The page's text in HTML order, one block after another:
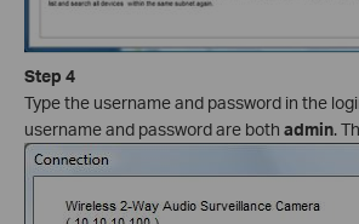
Step 4
Type the username and password in the
username and password are both admin.